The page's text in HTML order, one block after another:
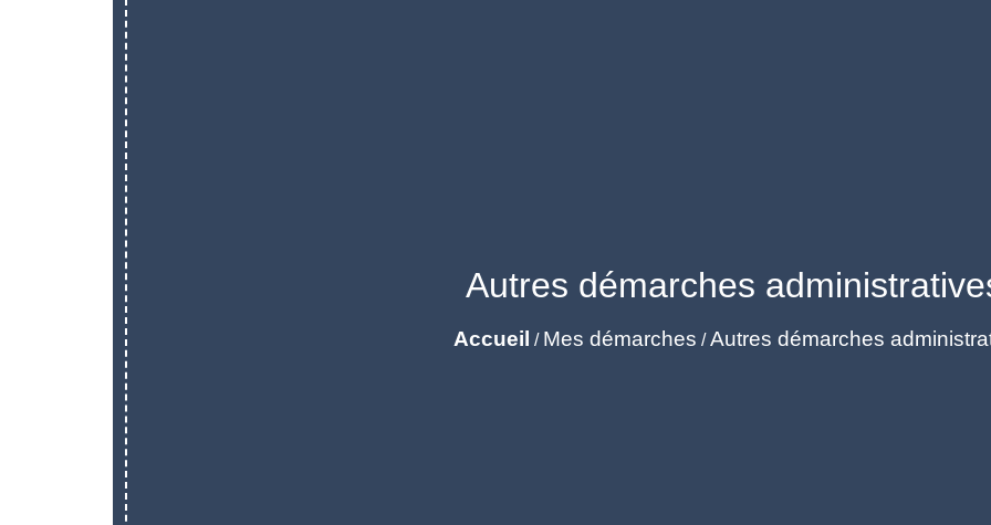
Autres démarches
Accueil / Mes démarches /Autres démarches